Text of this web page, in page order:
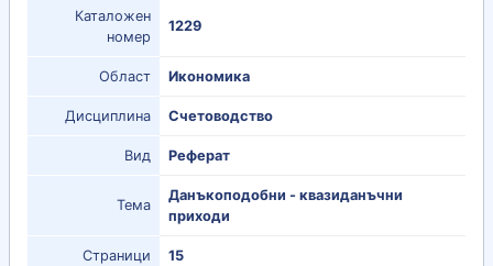
Каталожен
номер
1229
Област Икономика
Дисциплина Счетоводство
Вид Реферат
Тема
Данъкоподобни - квазиданъчни
приходи
Страници 15